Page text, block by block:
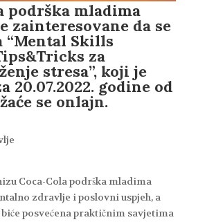
podrška mladima
zainteresovane da se
“Mental Skills
za
stresa”, koji je
20.07.2022. godine od
se onlajn.
Coca-Cola podrška mladima
zdravlje i poslovni uspjeh, a
biće posvećena praktičnim savjetima